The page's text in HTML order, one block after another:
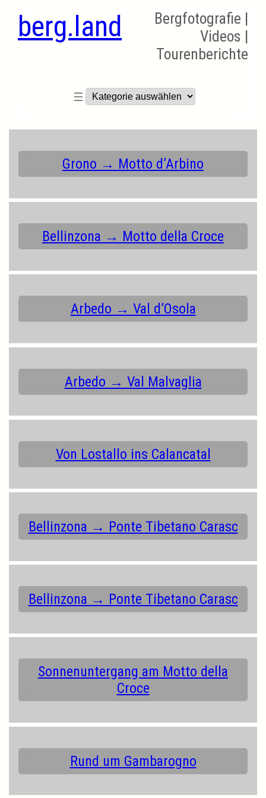
berg.land
Bergfotografie |
Videos |
Tourenberichte
Kategorien
Grono → Motto d’Arbino
Bellinzona → Motto della Croce
Arbedo → Val d’Osola
Arbedo → Val Malvaglia
Von Lostallo ins Calancatal
Bellinzona → Ponte Tibetano Carasc
Bellinzona → Ponte Tibetano Carasc
Sonnenuntergang am Motto della
Croce
Rund um Gambarogno